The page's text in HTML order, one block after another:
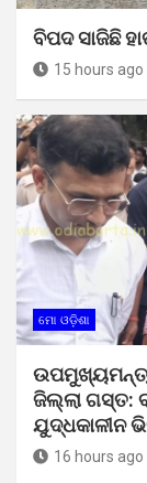
ବିପଦ ସାଜିଛି
15 hours ago
ମୋ ଓଡ଼ିଶା
ଜିଲ୍ଲା ଗସ୍ତ:
ଯୁଦ୍ଧକାଳୀନ
16 hours ago